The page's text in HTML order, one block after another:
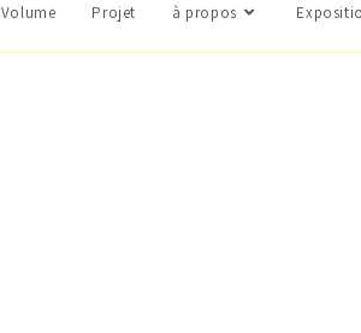
Volume Projet à propos